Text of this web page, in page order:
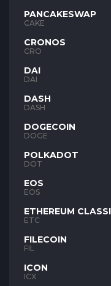
PANCAKESWAP
CAKE
CRONOS
CRO
DAI
DAI
DASH
DASH
DOGECOIN
DOGE
POLKADOT
DOT
EOS
EOS
ETHEREUM
ETC
FILECOIN
FIL
ICON
ICX